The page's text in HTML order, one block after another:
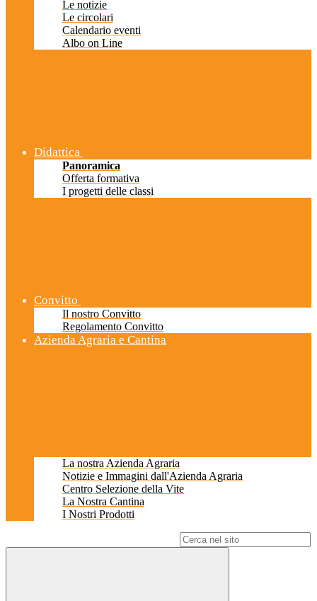
Le notizie
Le circolari
Calendario eventi
Albo on Line
Didattica
Panoramica
Offerta formativa
I progetti delle classi
Convitto
Il nostro Convitto
Regolamento Convitto
Azienda Agraria e Cantina
La nostra Azienda Agraria
Notizie e Immagini dall'Azienda Agraria
Centro Selezione della Vite
La Nostra Cantina
I Nostri Prodotti